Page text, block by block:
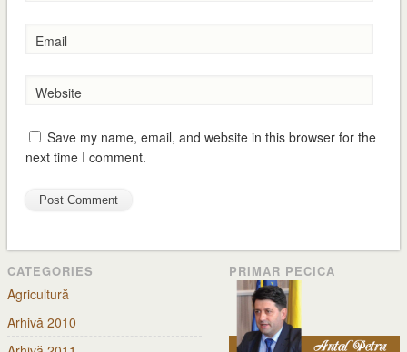
Email
Website
Save my name, email, and website in this browser for the
next time I comment.
CATEGORIES
Agricultură
Arhivă 2010
PRIMAR PECICA